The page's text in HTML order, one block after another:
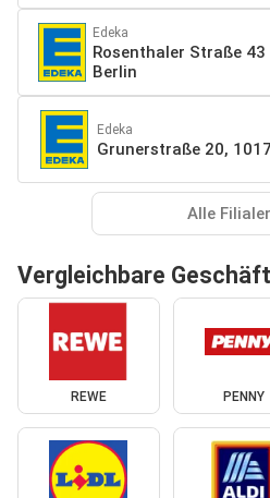
Edeka
Rosenthaler Straße
Berlin
Edeka
Grunerstraße 20,
Alle
Vergleichbare
REWE PENNY